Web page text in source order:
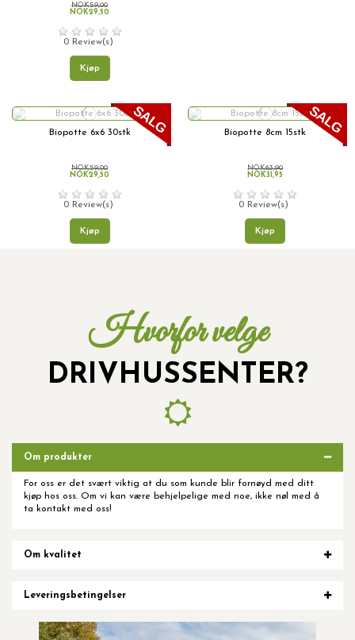
NOK59,00
NOK29,50
0 Review(s)
Kjøp
Biopotte 6x6 30stk
NOK59,00
NOK29,50
0 Review(s)
Kjøp
Biopotte 8cm 15stk
NOK63,90
NOK31,95
0 Review(s)
Kjøp
Hvorfor velge
DRIVHUSSENTER?
Om produkter
For oss er det svært viktig at du som kunde blir fornøyd med ditt
kjøp hos oss. Om vi kan være behjelpelige med noe, ikke nøl med å
ta kontakt med oss!
Om kvalitet
Leveringsbetingelser